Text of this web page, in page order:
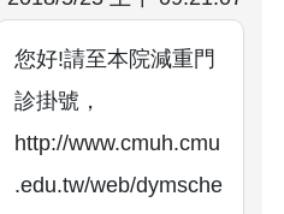
您好!請至本院減重門
診掛號，
http://www.cmuh.cmu
.edu.tw/web/dymsche